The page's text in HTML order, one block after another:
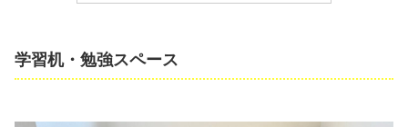
学習机・勉強スペース